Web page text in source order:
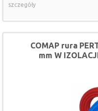
szczegóły
COMAP rura
mm W